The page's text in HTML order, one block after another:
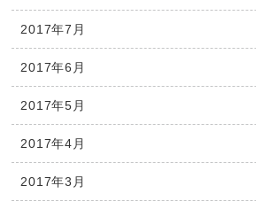
2017年7月
2017年6月
2017年5月
2017年4月
2017年3月